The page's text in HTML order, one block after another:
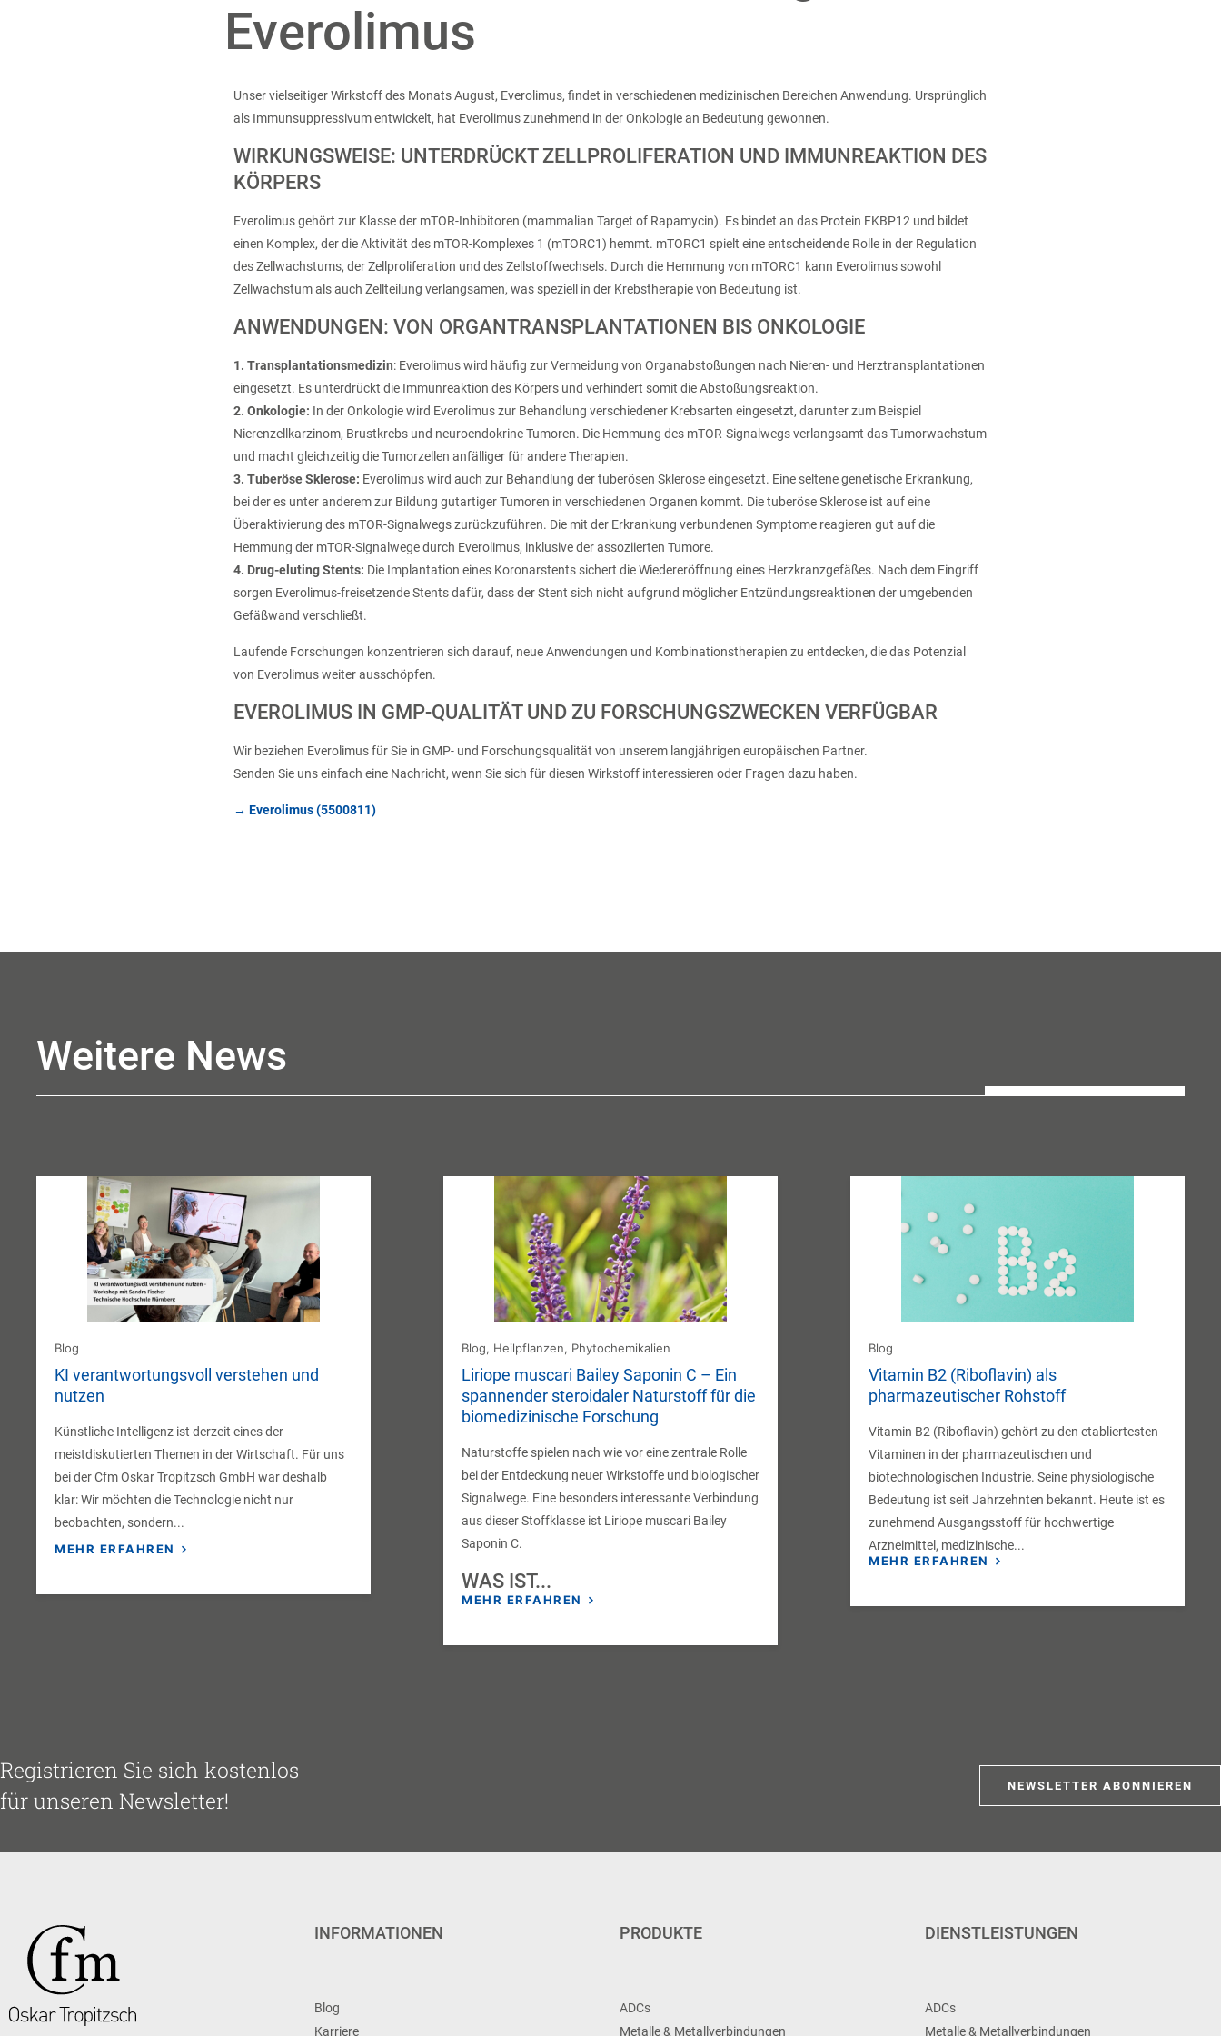
Everolimus
Unser vielseitiger Wirkstoff des Monats August, Everolimus, findet in verschiedenen medizinischen Bereichen Anwendung. Ursprünglich
als Immunsuppressivum entwickelt, hat Everolimus zunehmend in der Onkologie an Bedeutung gewonnen.
WIRKUNGSWEISE: UNTERDRÜCKT ZELLPROLIFERATION UND IMMUNREAKTION DES
KÖRPERS
Everolimus gehört zur Klasse der mTOR-Inhibitoren (mammalian Target of Rapamycin). Es bindet an das Protein FKBP12 und bildet
einen Komplex, der die Aktivität des mTOR-Komplexes 1 (mTORC1) hemmt. mTORC1 spielt eine entscheidende Rolle in der Regulation
des Zellwachstums, der Zellproliferation und des Zellstoffwechsels. Durch die Hemmung von mTORC1 kann Everolimus sowohl
Zellwachstum als auch Zellteilung verlangsamen, was speziell in der Krebstherapie von Bedeutung ist.
ANWENDUNGEN: VON ORGANTRANSPLANTATIONEN BIS ONKOLOGIE
1. Transplantationsmedizin: Everolimus wird häufig zur Vermeidung von Organabstoßungen nach Nieren- und Herztransplantationen
eingesetzt. Es unterdrückt die Immunreaktion des Körpers und verhindert somit die Abstoßungsreaktion.
2. Onkologie: In der Onkologie wird Everolimus zur Behandlung verschiedener Krebsarten eingesetzt, darunter zum Beispiel
Nierenzellkarzinom, Brustkrebs und neuroendokrine Tumoren. Die Hemmung des mTOR-Signalwegs verlangsamt das Tumorwachstum
und macht gleichzeitig die Tumorzellen anfälliger für andere Therapien.
3. Tuberöse Sklerose: Everolimus wird auch zur Behandlung der tuberösen Sklerose eingesetzt. Eine seltene genetische Erkrankung,
bei der es unter anderem zur Bildung gutartiger Tumoren in verschiedenen Organen kommt. Die tuberöse Sklerose ist auf eine
Überaktivierung des mTOR-Signalwegs zurückzuführen. Die mit der Erkrankung verbundenen Symptome reagieren gut auf die
Hemmung der mTOR-Signalwege durch Everolimus, inklusive der assoziierten Tumore.
4. Drug-eluting Stents: Die Implantation eines Koronarstents sichert die Wiedereröffnung eines Herzkranzgefäßes. Nach dem Eingriff
sorgen Everolimus-freisetzende Stents dafür, dass der Stent sich nicht aufgrund möglicher Entzündungsreaktionen der umgebenden
Gefäßwand verschließt.
Laufende Forschungen konzentrieren sich darauf, neue Anwendungen und Kombinationstherapien zu entdecken, die das Potenzial
von Everolimus weiter ausschöpfen.
EVEROLIMUS IN GMP-QUALITÄT UND ZU FORSCHUNGSZWECKEN VERFÜGBAR
Wir beziehen Everolimus für Sie in GMP- und Forschungsqualität von unserem langjährigen europäischen Partner.
Senden Sie uns einfach eine Nachricht, wenn Sie sich für diesen Wirkstoff interessieren oder Fragen dazu haben.
→ Everolimus (5500811)
Weitere News
Blog
KI verantwortungsvoll verstehen und
nutzen
Künstliche Intelligenz ist derzeit eines der
meistdiskutierten Themen in der Wirtschaft. Für uns
bei der Cfm Oskar Tropitzsch GmbH war deshalb
klar: Wir möchten die Technologie nicht nur
beobachten, sondern...
MEHR ERFAHREN
Blog, Heilpflanzen, Phytochemikalien
Liriope muscari Bailey Saponin C – Ein
spannender steroidaler Naturstoff für die
biomedizinische Forschung
Naturstoffe spielen nach wie vor eine zentrale Rolle
bei der Entdeckung neuer Wirkstoffe und biologischer
Signalwege. Eine besonders interessante Verbindung
aus dieser Stoffklasse ist Liriope muscari Bailey
Saponin C.
WAS IST...
MEHR ERFAHREN
Blog
Vitamin B2 (Riboflavin) als
pharmazeutischer Rohstoff
Vitamin B2 (Riboflavin) gehört zu den etabliertesten
Vitaminen in der pharmazeutischen und
biotechnologischen Industrie. Seine physiologische
Bedeutung ist seit Jahrzehnten bekannt. Heute ist es
zunehmend Ausgangsstoff für hochwertige
Arzneimittel, medizinische...
MEHR ERFAHREN
Registrieren Sie sich kostenlos
für unseren Newsletter!
NEWSLETTER ABONNIEREN
INFORMATIONEN
Blog
Karriere
PRODUKTE
ADCs
Metalle & Metallverbindungen
DIENSTLEISTUNGEN
ADCs
Metalle & Metallverbindungen